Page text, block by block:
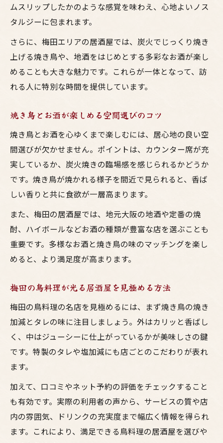
ムスリップしたかのような感覚を味わえ、心地よいノス
タルジーに包まれます。
さらに、梅田エリアの居酒屋では、炭火でじっくり焼き
上げる焼き鳥や、地酒をはじめとする多彩なお酒が楽し
めることも大きな魅力です。これらが一体となって、訪
れる人に特別な時間を提供しています。
焼き鳥とお酒が楽しめる空間選びのコツ
焼き鳥とお酒を心ゆくまで楽しむには、居心地の良い空
間選びが欠かせません。ポイントは、カウンター席が充
実しているか、炭火焼きの臨場感を感じられるかどうか
です。焼き鳥が焼かれる様子を間近で見られると、香ば
しい香りと共に食欲が一層高まります。
また、梅田の居酒屋では、地元大阪の地酒や定番の焼
酎、ハイボールなどお酒の種類が豊富な店を選ぶことも
重要です。多様なお酒と焼き鳥の味のマッチングを楽し
めると、より満足度が高まります。
梅田の鳥料理が光る居酒屋を見極める方法
梅田の鳥料理の名店を見極めるには、まず焼き鳥の焼き
加減とタレの味に注目しましょう。外はカリッと香ばし
く、中はジューシーに仕上がっているかが美味しさの鍵
です。特製のタレや塩加減にも店ごとのこだわりが表れ
ます。
加えて、口コミやネット予約の評価をチェックすること
も有効です。実際の利用者の声から、サービスの質や店
内の雰囲気、ドリンクの充実度まで幅広く情報を得られ
ます。これにより、満足できる鳥料理の居酒屋を選びや